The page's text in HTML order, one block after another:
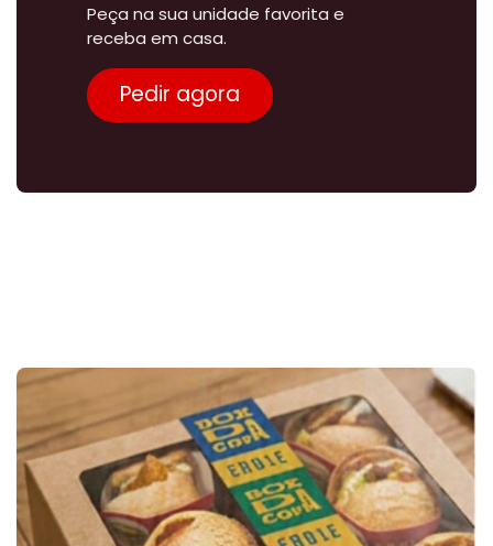
Peça na sua unidade favorita e
receba em casa.
Pedir agora